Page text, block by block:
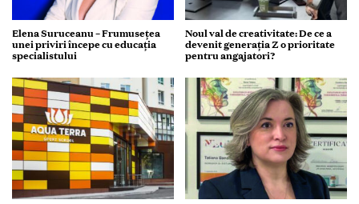
Elena Suruceanu – Frumusețea
unei priviri începe cu educația
specialistului
Noul val de creativitate: De ce a
devenit generația Z o prioritate
pentru angajatori?